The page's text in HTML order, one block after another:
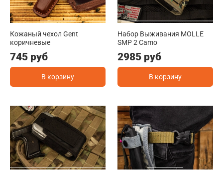
Кожаный чехол Gent
коричневые
745 руб
В корзину
Набор Выживания MOLLE
SMP 2 Camo
2985 руб
В корзину